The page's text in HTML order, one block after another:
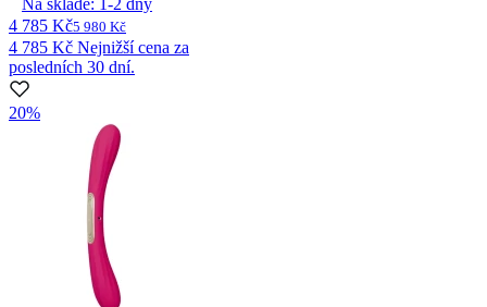
4 785 Kč5 980 Kč
4 785 Kč Nejnižší cena za
posledních 30 dní.
20%